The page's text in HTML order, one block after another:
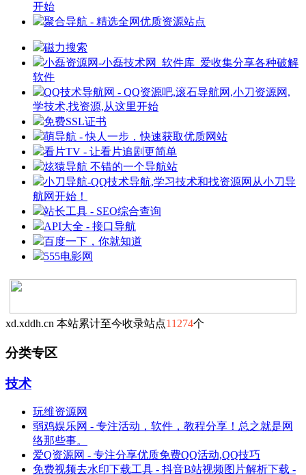
开始
聚合导航 - 精选全网优质资源站点
磁力搜索
小磊资源网-小磊技术网_软件库_爱收集分享各种破解
软件
QQ技术导航网 - QQ资源吧,滚石导航网,小刀资源网,
学技术,找资源,从这里开始
免费SSL证书
萌导航 - 快人一步，快速获取优质网站
看片TV - 让看片追剧更简单
炫猿导航 不错的一个导航站
小刀导航-QQ技术导航,学习技术和找资源网从小刀导
航网开始！
站长工具 - SEO综合查询
API大全 - 接口导航
百度一下，你就知道
555电影网
xd.xddh.cn 本站累计至今收录站点11274个
分类专区
技术
玩维资源网
弱鸡娱乐网 - 专注活动，软件，教程分享！总之就是网
络那些事。
爱Q资源网 - 专注分享优质免费QQ活动,QQ技巧
免费视频去水印下载工具 - 抖音B站视频图片解析下载 -